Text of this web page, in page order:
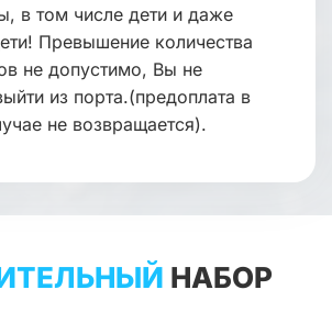
в том числе дети и даже
Превышение количества
не допустимо, Вы не
из порта.(предоплата в
не возвращается).
НАБОР